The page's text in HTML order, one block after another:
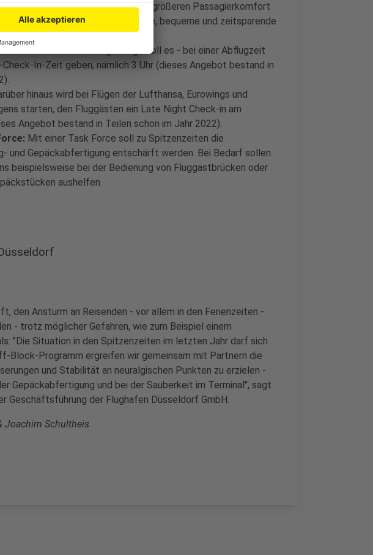
zeitsparende Gepäckaufgabe: Für größeren Passagierkomfort
eine vollautomatisierte, bequeme und zeitsparende
werden.
Für Condor- und Eurowings-Flüge soll es - bei einer Abflugzeit
Check-In-Zeit geben, nämlich 3 Uhr (dieses Angebot bestand in
hinaus wird bei Flügen der Lufthansa, Eurowings und
starten, den Fluggästen ein Late Night Check-in am
Angebot bestand in Teilen schon im Jahr 2022).
Mit einer Task Force soll zu Spitzenzeiten die
und Gepäckabfertigung entschärft werden. Bei Bedarf sollen
beispielsweise bei der Bedienung von Fluggastbrücken oder
aushelfen.
den Ansturm an Reisenden - vor allem in den Ferienzeiten -
- trotz möglicher Gefahren, wie zum Beispiel einem
"Die Situation in den Spitzenzeiten im letzten Jahr darf sich
Block-Programm ergreifen wir gemeinsam mit Partnern die
und Stabilität an neuralgischen Punkten zu erzielen -
Gepäckabfertigung und bei der Sauberkeit im Terminal", sagt
Geschäftsführung der Flughafen Düsseldorf GmbH.
Joachim Schultheis